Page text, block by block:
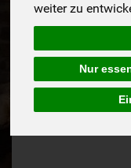
weiter zu
Nur
Ziegenfrischkäse in
Pfeffer
Deutschland
100% kbA BNN-